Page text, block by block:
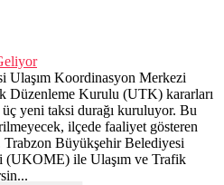
Ulaşım Koordinasyon Merkezi
Düzenleme Kurulu (UTK) kararları
yeni taksi durağı kuruluyor. Bu
ilçede faaliyet gösteren
Büyükşehir Belediyesi
(UKOME) ile Ulaşım ve Trafik